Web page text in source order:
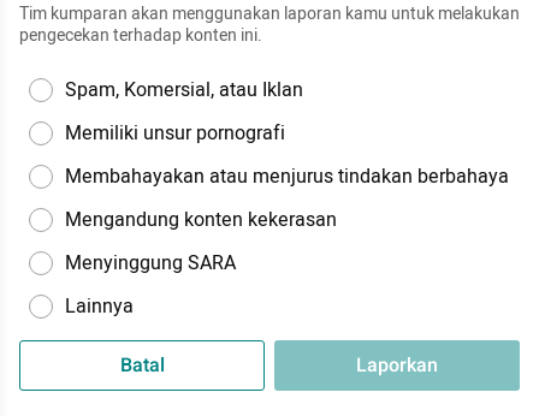
Tim kumparan akan menggunakan laporan kamu untuk melakukan
pengecekan terhadap konten ini.
Spam, Komersial, atau Iklan
Memiliki unsur pornografi
Membahayakan atau menjurus tindakan berbahaya
Mengandung konten kekerasan
Menyinggung SARA
Lainnya
Batal Laporkan